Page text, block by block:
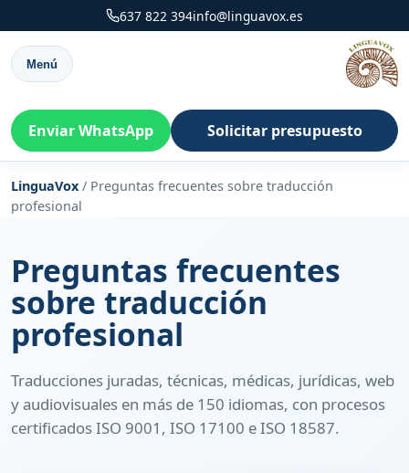
637 822 394info@linguavox.es
Menú
Enviar WhatsApp Solicitar presupuesto
LinguaVox / Preguntas frecuentes sobre traducción
profesional
Preguntas frecuentes
sobre traducción
profesional
Traducciones juradas, técnicas, médicas, jurídicas, web
y audiovisuales en más de 150 idiomas, con procesos
certificados ISO 9001, ISO 17100 e ISO 18587.